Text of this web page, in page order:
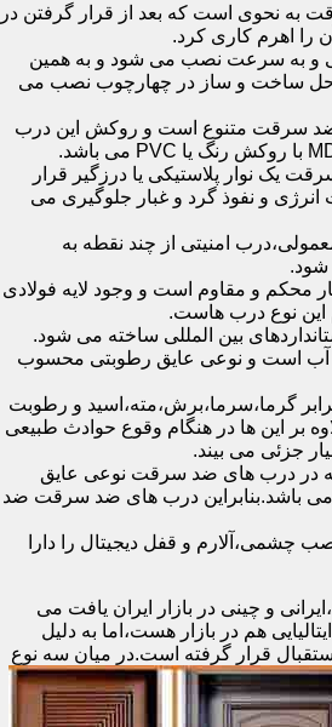
به نحوی است که بعد از قرار گرفتن در
را اهرم کاری کرد.
و به سرعت نصب می شود و به همین
ساخت و ساز در چهارچوب نصب می
سرقت متنوع است و روکش این درب
یک نوار پلاستیکی یا درزگیر قرار
و نفوذ گرد و غبار جلوگیری می
امنیتی از چند نقطه به
و مقاوم است و وجود لایه فولادی
این نوع درب هاست.
بین المللی ساخته می شود.
است و نوعی عایق رطوبتی محسوب
گرما،سرما،برش،مته،اسید و رطوبت
بر این ها در هنگام وقوع حوادث طبیعی
جزئی می بیند.
در درب های ضد سرقت نوعی عایق
می باشد.بنابراین درب های ضد سرقت ضد
چشمی،آلارم و قفل دیجیتال را دارا
و چینی در بازار ایران یافت می
هم در بازار هست،اما به دلیل
قرار گرفته است.در میان سه نوع